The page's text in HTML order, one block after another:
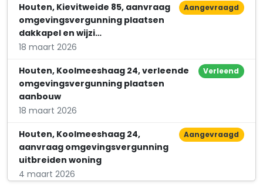
Houten, Kievitweide 85, aanvraag
omgevingsvergunning plaatsen
dakkapel en wijzi…
Aangevraagd
18 maart 2026
Houten, Koolmeeshaag 24, verleende
omgevingsvergunning plaatsen
aanbouw
Verleend
18 maart 2026
Houten, Koolmeeshaag 24,
aanvraag omgevingsvergunning
uitbreiden woning
Aangevraagd
4 maart 2026